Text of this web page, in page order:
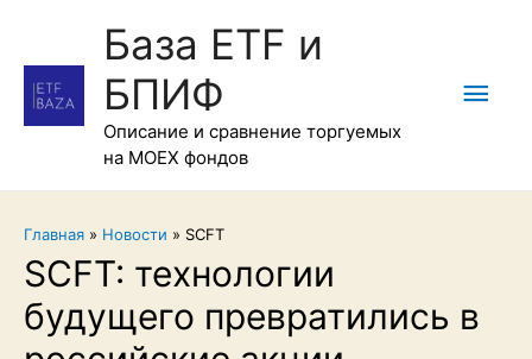
База ETF и
БПИФ
Описание и сравнение торгуемых
на MOEX фондов
Главная » Новости » SCFT
SCFT: технологии
будущего превратились в